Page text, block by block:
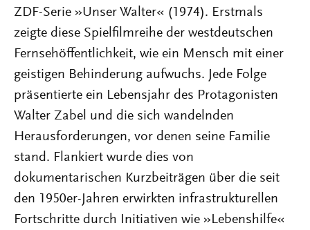
ZDF-Serie »Unser Walter« (1974). Erstmals
zeigte diese Spielfilmreihe der westdeutschen
Fernsehöffentlichkeit, wie ein Mensch mit einer
geistigen Behinderung aufwuchs. Jede Folge
präsentierte ein Lebensjahr des Protagonisten
Walter Zabel und die sich wandelnden
Herausforderungen, vor denen seine Familie
stand. Flankiert wurde dies von
dokumentarischen Kurzbeiträgen über die seit
den 1950er-Jahren erwirkten infrastrukturellen
Fortschritte durch Initiativen wie »Lebenshilfe«